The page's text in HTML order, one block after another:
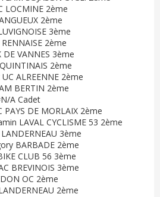
LOCMINE 2ème
2ème
3ème
2ème
DE VANNES 3ème
2ème
ALREENNE 2ème
BERTIN 2ème
A Cadet
PAYS DE MORLAIX 2ème
LAVAL CYCLISME 53 2ème
3ème
BARBADE 2ème
CLUB 56 3ème
BREVINOIS 3ème
OC 2ème
2ème